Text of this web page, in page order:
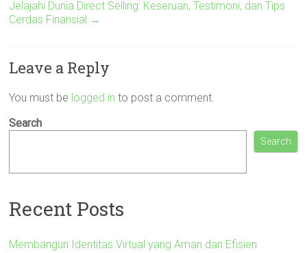
Jelajahi Dunia Direct Selling: Keseruan, Testimoni, dan Tips
Cerdas Finansial →
Leave a Reply
You must be logged in to post a comment.
Search
Search
Recent Posts
Membangun Identitas Virtual yang Aman dan Efisien